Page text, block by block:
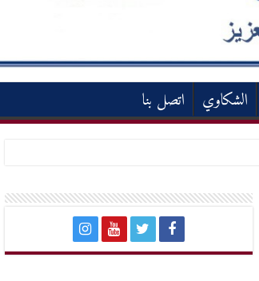
الشكاوي اتصل بنا